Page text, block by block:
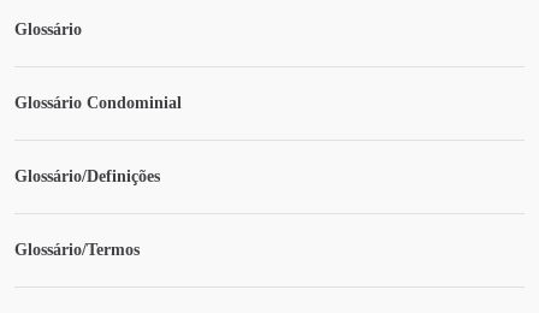
Glossário
Glossário Condominial
Glossário/Definições
Glossário/Termos